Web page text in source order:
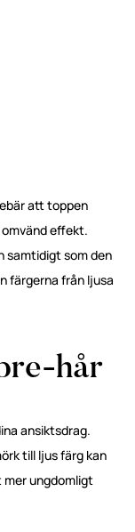
att toppen
effekt.
samtidigt som den
färgerna från ljusa
hår
ansiktsdrag.
till ljus färg kan
ungdomligt